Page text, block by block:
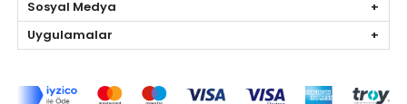
Sosyal Medya
Uygulamalar